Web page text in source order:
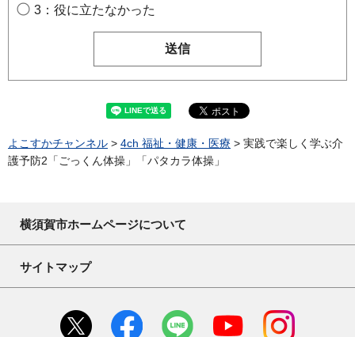
3：役に立たなかった
よこすかチャンネル > 4ch 福祉・健康・医療 > 実践で楽しく学ぶ介
護予防2「ごっくん体操」「パタカラ体操」
横須賀市ホームページについて
サイトマップ